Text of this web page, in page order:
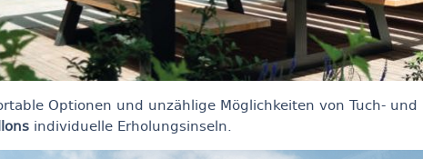
Optionen und unzählige Möglichkeiten von Tuch-
individuelle Erholungsinseln.